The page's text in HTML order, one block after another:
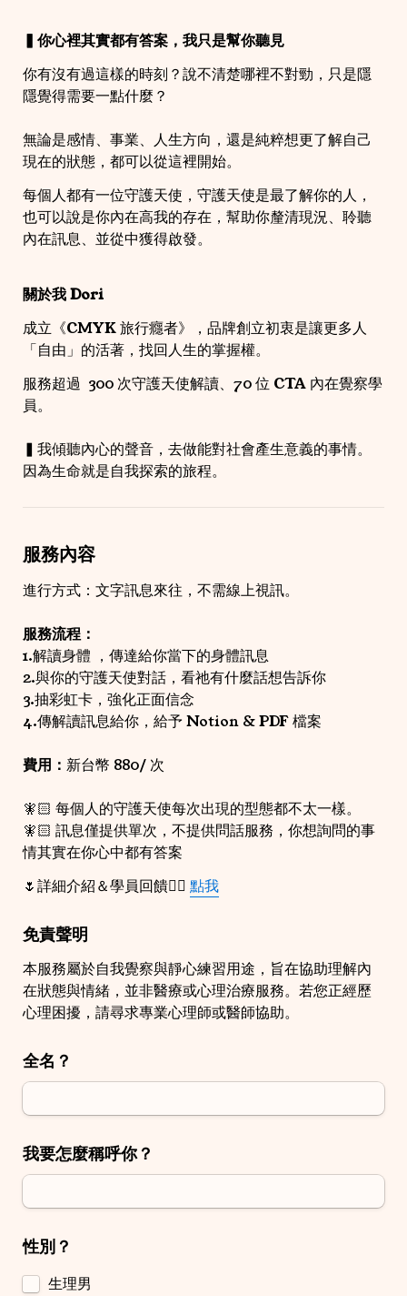
▍ 你心裡其實都有答案，我只是幫你聽見
你有沒有過這樣的時刻？說不清楚哪裡不對勁，只是隱
隱覺得需要一點什麼？
無論是感情、事業、人生方向，還是純粹想更了解自己
現在的狀態，都可以從這裡開始。
每個人都有一位守護天使，守護天使是最了解你的人，
也可以說是你內在高我的存在，幫助你釐清現況、聆聽
內在訊息、並從中獲得啟發。
關於我 Dori
成立《CMYK 旅行癮者》，品牌創立初衷是讓更多人
「自由」的活著，找回人生的掌握權。
服務超過  300 次守護天使解讀、70 位 CTA 內在覺察學
員。
▍我傾聽內心的聲音，去做能對社會產生意義的事情。
因為生命就是自我探索的旅程。
服務內容
進行方式：文字訊息來往，不需線上視訊。
服務流程：
1.解讀身體 ，傳達給你當下的身體訊息
2.與你的守護天使對話，看祂有什麼話想告訴你
3.抽彩虹卡，強化正面信念
4.傳解讀訊息給你，給予 Notion & PDF 檔案
費用： 新台幣 880/ 次
🧚🏻 每個人的守護天使每次出現的型態都不太一樣。
🧚🏻 訊息僅提供單次，不提供問話服務，你想詢問的事
情其實在你心中都有答案
🌷詳細介紹＆學員回饋👉🏻 點我
免責聲明
本服務屬於自我覺察與靜心練習用途，旨在協助理解內
在狀態與情緒，並非醫療或心理治療服務。若您正經歷
心理困擾，請尋求專業心理師或醫師協助。
全名？
我要怎麼稱呼你？
性別？
生理男